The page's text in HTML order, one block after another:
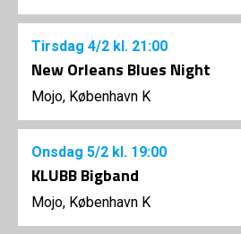
Tirsdag 4/2 kl. 21:00
New Orleans Blues Night
Mojo, København K
Onsdag 5/2 kl. 19:00
KLUBB Bigband
Mojo, København K